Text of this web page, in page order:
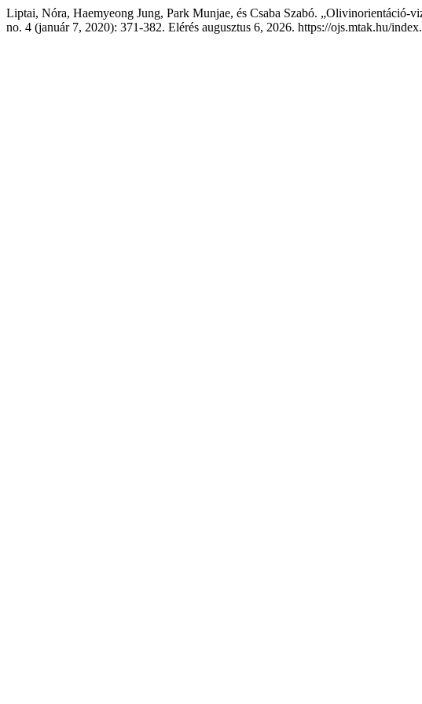
Liptai, Nóra, Haemyeong Jung, Park Munjae, és Csaba Szabó. „Olivinorientáció-
no. 4 (január 7, 2020): 371-382. Elérés augusztus 6, 2026. https://ojs.mtak.hu/